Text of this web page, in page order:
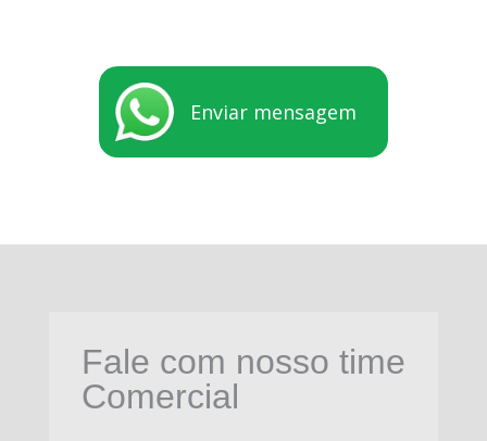
Enviar mensagem
Fale com nosso time
Comercial